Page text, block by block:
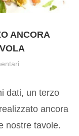
ANCORA
dati, un terzo
ancora
nostre tavole.